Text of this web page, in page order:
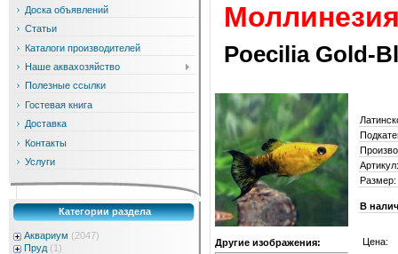
Доска объявлений
Статьи
Каталоги производителей
Наше аквахозяйство
Полезные ссылки
Гостевая книга
Доставка
Контакты
Услуги
Категории раздела
Аквариум (2047)
Пруд (1)
Poecilia Gold-
Другие изображения:
Артикул:
Размер:
В
Цена: